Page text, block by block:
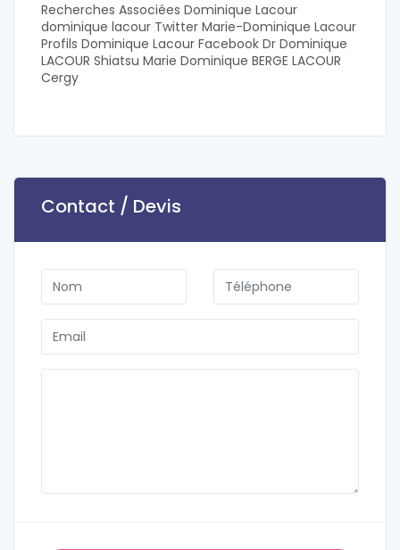
Recherches Associées Dominique Lacour
dominique lacour Twitter Marie-Dominique Lacour
Profils Dominique Lacour Facebook Dr Dominique
LACOUR Shiatsu Marie Dominique BERGE LACOUR
Cergy
Contact / Devis